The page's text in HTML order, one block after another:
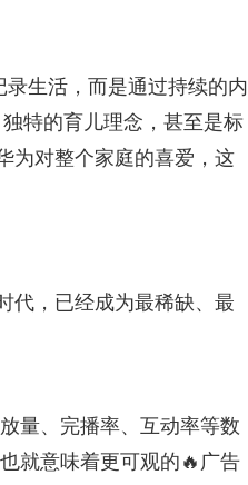
录生活，而是通过持续的内
特的育儿理念，甚至是标
为对整个家庭的喜爱，这
代，已经成为最稀缺、最
量、完播率、互动率等数
就意味着更可观的🔥广告